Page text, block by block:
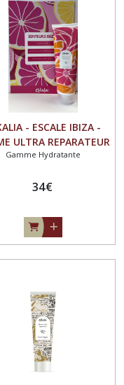
- ESCALE IBIZA -
ULTRA REPARATEUR
ET CORPS 250ML
DAMAS 250ML
Gamme Hydratante
34€